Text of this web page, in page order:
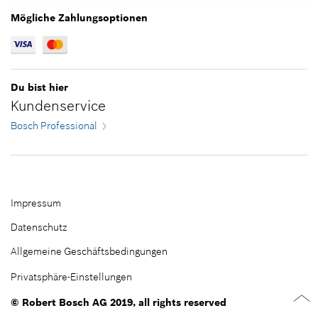
Mögliche Zahlungsoptionen
Du bist hier
Kundenservice
Bosch Professional
Impressum
Datenschutz
Allgemeine Geschäftsbedingungen
Privatsphäre-Einstellungen
© Robert Bosch AG 2019, all rights reserved